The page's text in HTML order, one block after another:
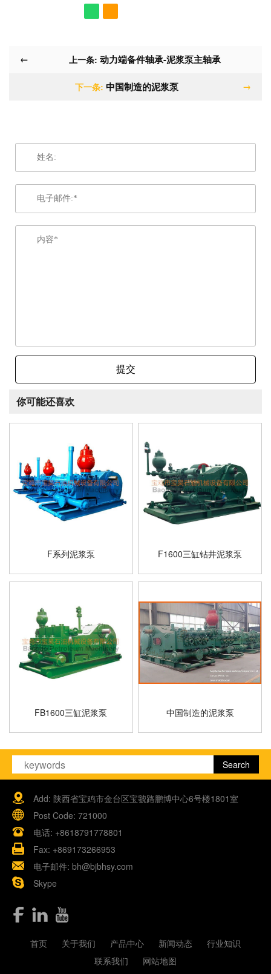
← 上一条: 动力端备件轴承-泥浆泵主轴承
下一条: 中国制造的泥浆泵 →
提交
你可能还喜欢
F系列泥浆泵 F1600三缸钻井泥浆泵
FB1600三缸泥浆泵 中国制造的泥浆泵
Add: 陕西省宝鸡市金台区宝虢路鹏博中心6号楼1801室
Post Code: 721000
电话: +8618791778801
Fax: +869173266953
电子邮件: bh@bjbhsy.com
Skype
首页 关于我们 产品中心 新闻动态
行业知识
联系我们
网站地图